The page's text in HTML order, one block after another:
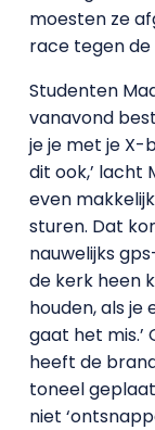
moesten ze
race tegen de
Studenten
vanavond
je je met je X-
dit ook,’ lacht
even
sturen. Dat
nauwelijks
de kerk heen
houden, als
gaat het
heeft de
toneel
niet